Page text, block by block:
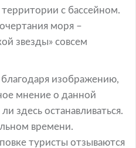
с бассейном.
моря –
звезды» совсем
изображению,
мнение о данной
здесь останавливаться.
времени.
туристы отзываются